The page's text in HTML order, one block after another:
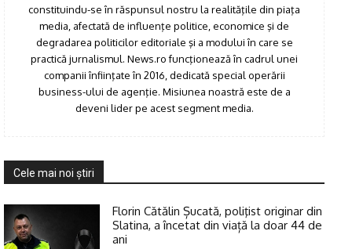
constituindu-se în răspunsul nostru la realităţile din piaţa
media, afectată de influenţe politice, economice şi de
degradarea politicilor editoriale şi a modului în care se
practică jurnalismul. News.ro funcţionează în cadrul unei
companii înfiinţate în 2016, dedicată special operării
business-ului de agenţie. Misiunea noastră este de a
deveni lider pe acest segment media.
Cele mai noi ştiri
Florin Cătălin Șucată, poliţist originar din
Slatina, a încetat din viață la doar 44 de
ani